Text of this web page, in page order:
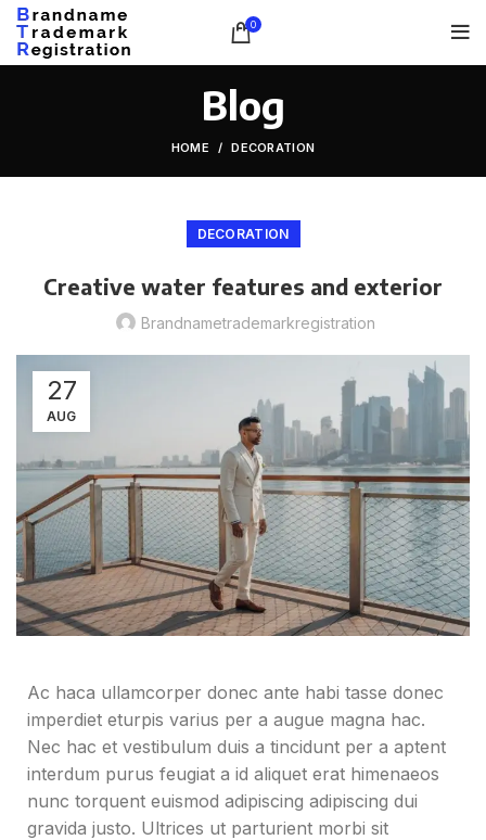
0
Blog
HOME DECORATION
DECORATION
Creative water features and exterior
Brandnametrademarkregistration
27
AUG
Ac haca ullamcorper donec ante habi tasse donec
imperdiet eturpis varius per a augue magna hac.
Nec hac et vestibulum duis a tincidunt per a aptent
interdum purus feugiat a id aliquet erat himenaeos
nunc torquent euismod adipiscing adipiscing dui
gravida justo. Ultrices ut parturient morbi sit